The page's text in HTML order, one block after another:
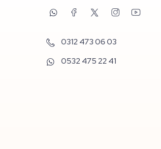
0312 473 06 03
0532 475 22 41